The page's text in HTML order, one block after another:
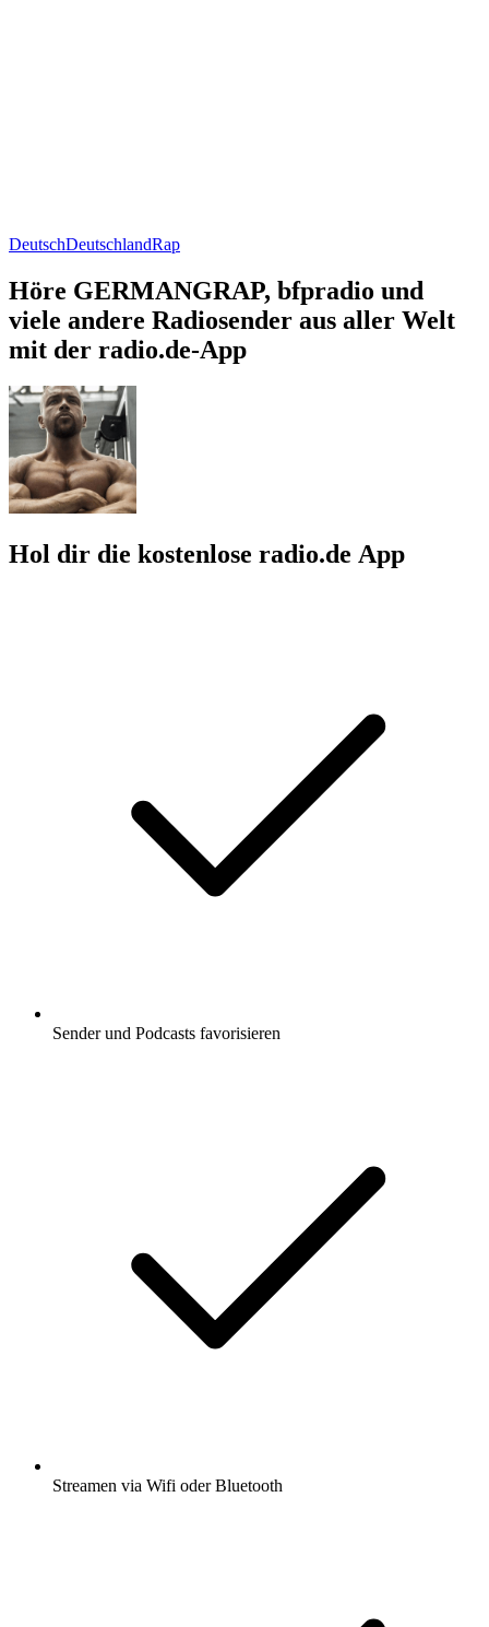
DeutschDeutschlandRap
Höre GERMANGRAP, bfpradio und
viele andere Radiosender aus aller Welt
mit der radio.de-App
Hol dir die kostenlose radio.de App
Sender und Podcasts favorisieren
Streamen via Wifi oder Bluetooth